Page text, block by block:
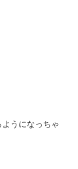
うになっちゃ